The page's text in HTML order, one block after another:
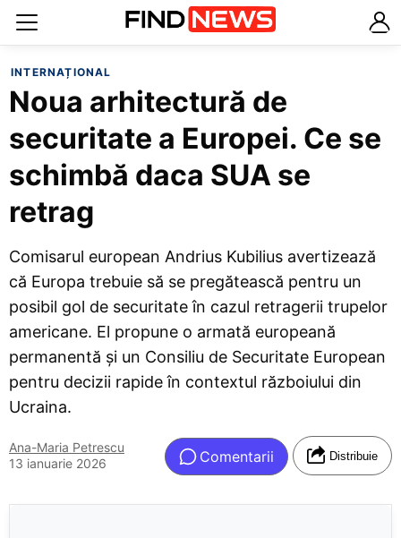
INTERNAȚIONAL
Noua arhitectură de
securitate a Europei. Ce se
schimbă daca SUA se
retrag
Comisarul european Andrius Kubilius avertizează
că Europa trebuie să se pregătească pentru un
posibil gol de securitate în cazul retragerii trupelor
americane. El propune o armată europeană
permanentă și un Consiliu de Securitate European
pentru decizii rapide în contextul războiului din
Ucraina.
Ana-Maria Petrescu
13 ianuarie 2026
Comentarii Distribuie